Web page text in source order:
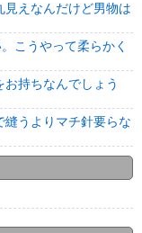
えなんだけど男物は
こうやって柔らかく
持ちなんでしょう
縫うよりマチ針要らな